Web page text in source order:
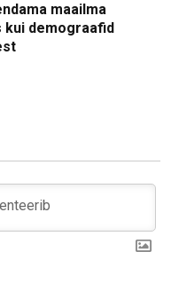
maailma
demograafid